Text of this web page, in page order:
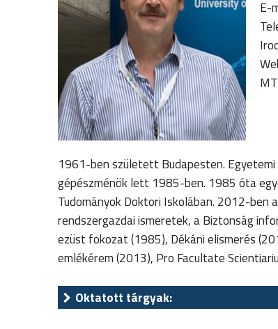
E-
1961-ben született Budapesten.
gépészménök lett 1985-ben. 1985 óta
Tudományok Doktori Iskolában. 2012-
rendszergazdai ismeretek, a Biztonság
ezüst fokozat (1985), Dékáni elismerés
emlékérem (2013), Pro Facultate
Oktatott tárgyak: